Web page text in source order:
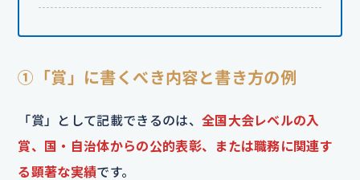
①「賞」に書くべき内容と書き方の例
「賞」として記載できるのは、 全国大会レベルの入
賞、国・自治体からの公的表彰、または職務に関連す
る顕著な実績です。